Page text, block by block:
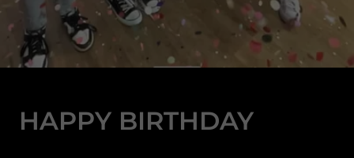
HAPPY BIRTHDAY